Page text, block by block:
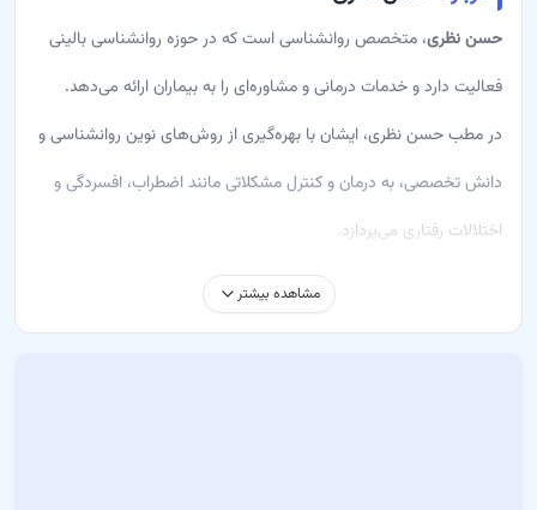
حسن نظری، متخصص روانشناسی است که در حوزه روانشناسی بالینی
فعالیت دارد و خدمات درمانی و مشاوره‌ای را به بیماران ارائه می‌دهد.
در مطب حسن نظری، ایشان با بهره‌گیری از روش‌های نوین روانشناسی و
دانش تخصصی، به درمان و کنترل مشکلاتی مانند اضطراب، افسردگی و
اختلالات رفتاری می‌پردازد.
خدماتی که حسن نظری ارائه می‌دهد شامل:
مشاوره فردی – کمک به بهبود و تقویت مهارت‌های روانی
مشاهده بیشتر